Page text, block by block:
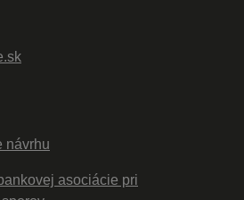
návrhu
asociácie pri